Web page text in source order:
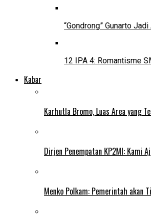
“Gondrong” Gunarto
12 IPA 4: Romantisme
Kabar
Karhutla Bromo, Luas Area yang
Dirjen Penempatan KP2MI: Kami
Menko Polkam: Pemerintah akan